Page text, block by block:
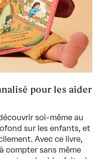
pour les aider
soi-même au
sur les enfants, et
Avec ce livre,
compter sans même